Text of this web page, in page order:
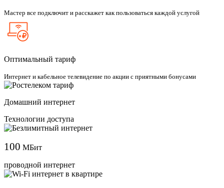
Мастер все подключит и расскажет как пользоваться каждой услугой
Оптимальный тариф
Интернет и кабельное телевидение по акции с приятными бонусами
Домашний интернет
Технологии доступа
100 МБит
проводной интернет